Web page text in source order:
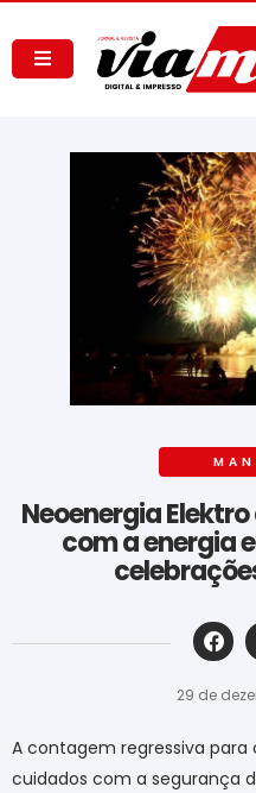
Neoenergia
com a energia
29 de
A contagem regressiva
cuidados com a segurança